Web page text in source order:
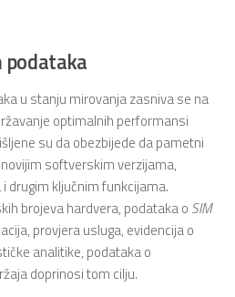
podataka
u stanju mirovanja zasniva se na
optimalnih performansi
su da obezbijede da pametni
softverskim verzijama,
drugim ključnim funkcijama.
brojeva hardvera, podataka o SIM
provjera usluga, evidencija o
analitike, podataka o
doprinosi tom cilju.